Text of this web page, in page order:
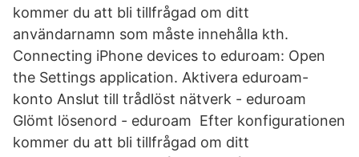
kommer du att bli tillfrågad om ditt
användarnamn som måste innehålla kth.
Connecting iPhone devices to eduroam: Open
the Settings application. Aktivera eduroam-
konto Anslut till trådlöst nätverk - eduroam
Glömt lösenord - eduroam Efter konfigurationen
kommer du att bli tillfrågad om ditt